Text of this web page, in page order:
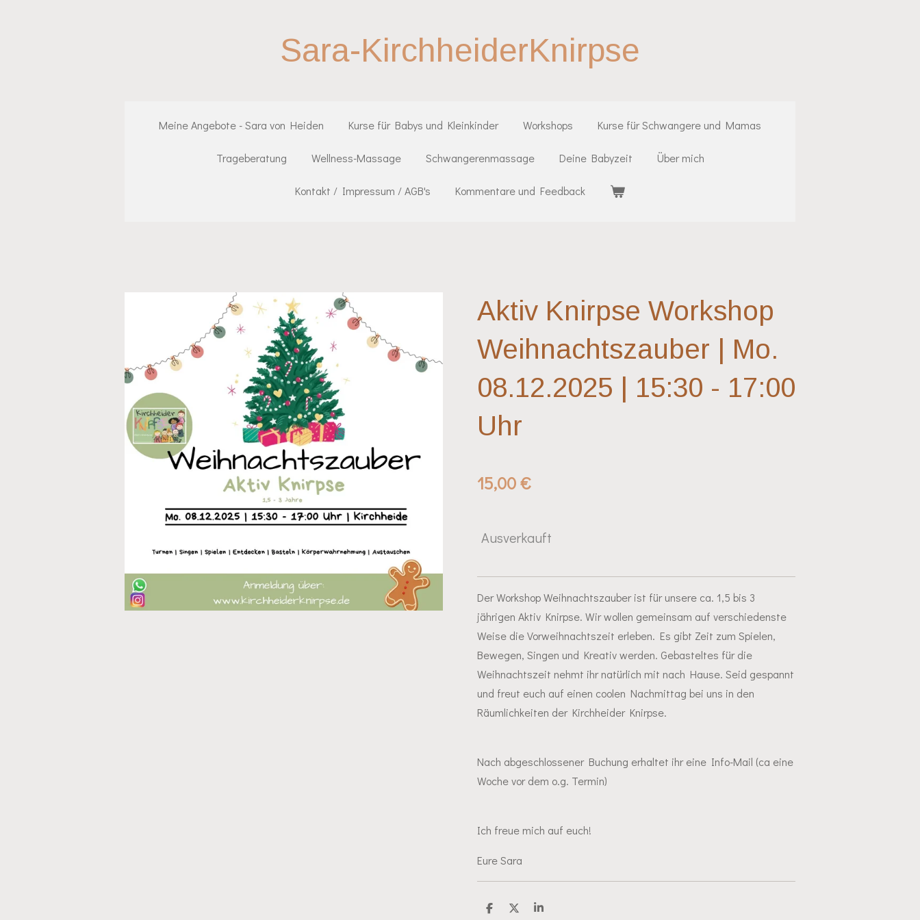
Sara-KirchheiderKnirpse
Meine Angebote - Sara von Heiden Kurse für Babys und Kleinkinder Workshops Kurse für Schwangere und Mamas
Trageberatung Wellness-Massage Schwangerenmassage Deine Babyzeit Über mich
Kontakt / Impressum / AGB's Kommentare und Feedback
Aktiv Knirpse Workshop
Weihnachtszauber | Mo.
08.12.2025 | 15:30 - 17:00
Uhr
15,00 €
Ausverkauft
Der Workshop Weihnachtszauber ist für unsere ca. 1,5 bis 3
jährigen Aktiv Knirpse. Wir wollen gemeinsam auf verschiedenste
Weise die Vorweihnachtszeit erleben. Es gibt Zeit zum Spielen,
Bewegen, Singen und Kreativ werden. Gebasteltes für die
Weihnachtszeit nehmt ihr natürlich mit nach Hause. Seid gespannt
und freut euch auf einen coolen Nachmittag bei uns in den
Räumlichkeiten der Kirchheider Knirpse.
Nach abgeschlossener Buchung erhaltet ihr eine Info-Mail (ca eine
Woche vor dem o.g. Termin)
Ich freue mich auf euch!
Eure Sara
T
T
T